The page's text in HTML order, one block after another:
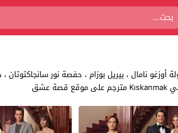
نامال ، بيريل بوزام ، حفصة نور سانجاكتوتان